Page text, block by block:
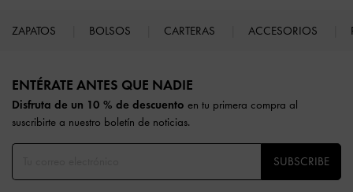
ZAPATOS BOLSOS CARTERAS ACCESORIOS
ENTÉRATE ANTES QUE NADIE​​
Disfruta de un 10 % de descuento en tu primera compra al
suscribirte a nuestro boletín de noticias.
SUBSCRIBE